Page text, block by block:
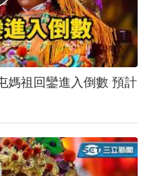
媽祖回鑾進入倒數 預計